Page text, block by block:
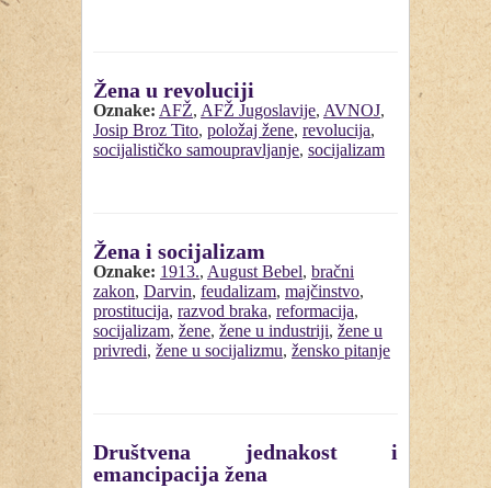
Žena u revoluciji
Oznake: AFŽ, AFŽ Jugoslavije, AVNOJ,
Josip Broz Tito, položaj žene, revolucija,
socijalističko samoupravljanje, socijalizam
Žena i socijalizam
Oznake: 1913., August Bebel, bračni
zakon, Darvin, feudalizam, majčinstvo,
prostitucija, razvod braka, reformacija,
socijalizam, žene, žene u industriji, žene u
privredi, žene u socijalizmu, žensko pitanje
Društvena jednakost i
emancipacija žena